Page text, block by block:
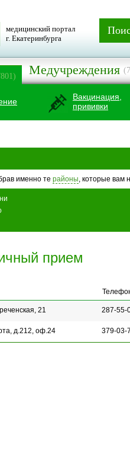
медицинский портал
г. Екатеринбурга
Медучреждения
Вакцинация,
прививки
именно те районы, которые вам
прием
21 287-55-
д.212, оф.24 379-03-